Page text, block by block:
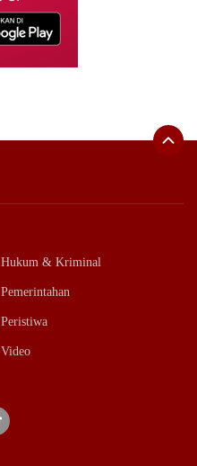
Hukum & Kriminal
Pemerintahan
Peristiwa
Video